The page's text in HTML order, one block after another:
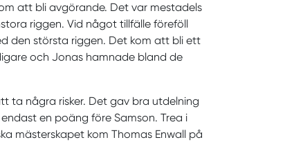
att bli avgörande. Det var mestadels
riggen. Vid något tillfälle föreföll
den största riggen. Det kom att bli ett
och Jonas hamnade bland de
ta några risker. Det gav bra utdelning
en poäng före Samson. Trea i
mästerskapet kom Thomas Enwall på